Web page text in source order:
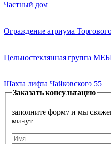
Частный дом
Ограждение атриума
Цельностеклянная группа
Шахта лифта Чайковского 55
Заказать консультацию
заполните форму и мы
минут